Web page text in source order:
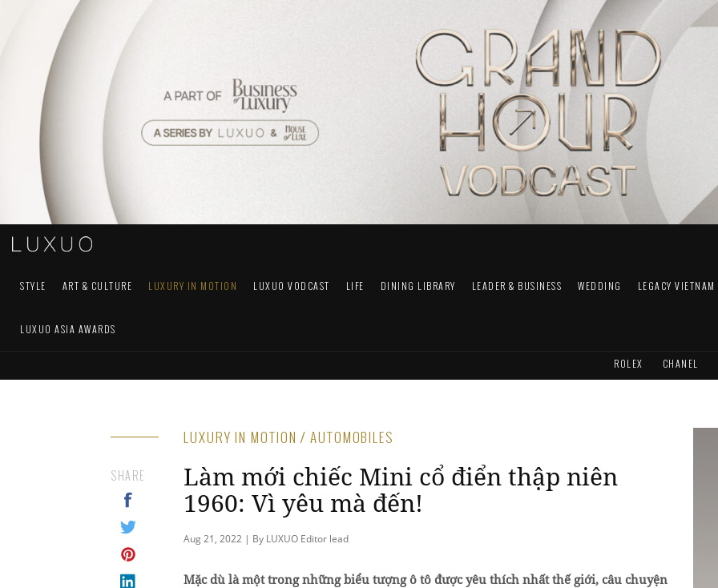
STYLE ART & CULTURE LUXURY IN MOTION LUXUO VODCAST LIFE DINING LIBRARY LEADER & BUSINESS WEDDING LEGACY VIETNAM
LUXUO ASIA AWARDS
ROLEX CHANEL
LUXURY IN MOTION / AUTOMOBILES
Làm mới chiếc Mini cổ điển thập niên
1960: Vì yêu mà đến!
Aug 21, 2022 | By LUXUO Editor lead
SHARE
Mặc dù là một trong những biểu tượng ô tô được yêu thích nhất thế giới, câu chuyện